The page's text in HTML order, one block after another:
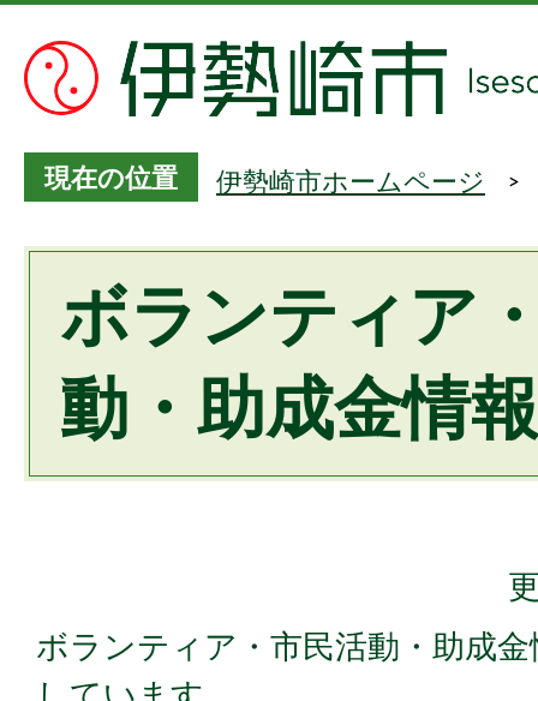
現在の位置 伊勢崎市ホームページ
ボランティア
動・助成金情報
ボランティア・市民活動・助成